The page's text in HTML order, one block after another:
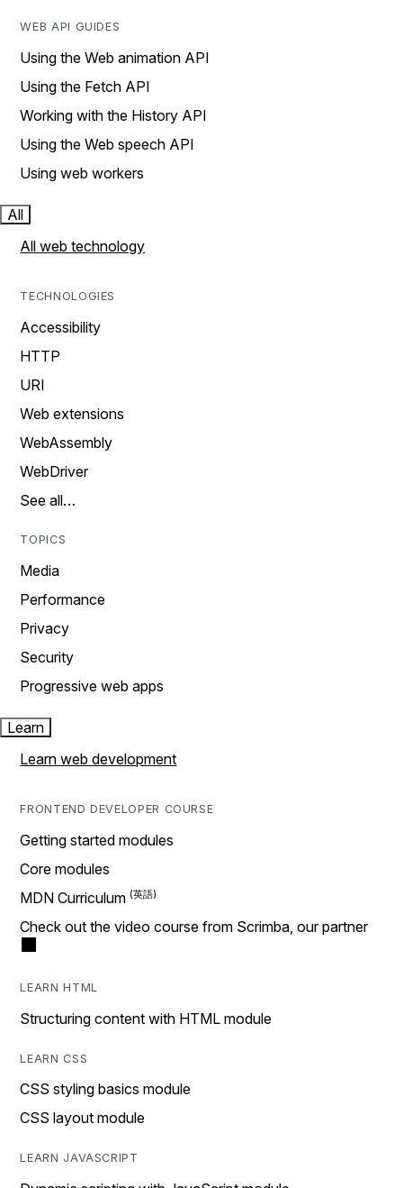
WEB API GUIDES
Using the Web animation API
Using the Fetch API
Working with the History API
Using the Web speech API
Using web workers
All
All web technology
TECHNOLOGIES
Accessibility
HTTP
URI
Web extensions
WebAssembly
WebDriver
See all…
TOPICS
Media
Performance
Privacy
Security
Progressive web apps
Learn
Learn web development
FRONTEND DEVELOPER COURSE
Getting started modules
Core modules
MDN Curriculum
Check out the video course from Scrimba, our partner
LEARN HTML
Structuring content with HTML module
LEARN CSS
CSS styling basics module
CSS layout module
LEARN JAVASCRIPT